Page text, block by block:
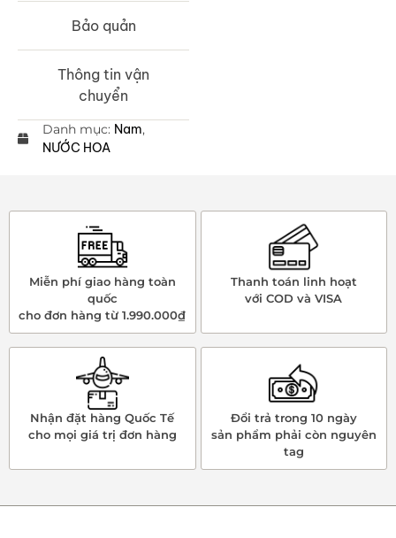
Bảo quản
Thông tin vận
chuyển
Danh mục: Nam,
NƯỚC HOA
Miễn phí giao hàng toàn
quốc
cho đơn hàng từ 1.990.000₫
Thanh toán linh hoạt
với COD và VISA
Nhận đặt hàng Quốc Tế
cho mọi giá trị đơn hàng
Đổi trả trong 10 ngày
sản phẩm phải còn nguyên
tag